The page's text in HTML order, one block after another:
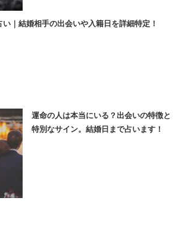
｜結婚相手の出会いや入籍日を詳細特定！
運命の人は本当にいる？出会いの特徴と
特別なサイン。結婚日まで占います！